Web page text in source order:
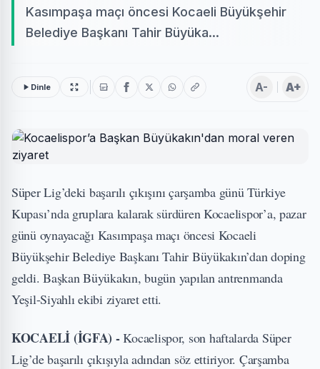
Kasımpaşa maçı öncesi Kocaeli Büyükşehir
Belediye Başkanı Tahir Büyüka...
Dinle A- A+
Süper Lig’deki başarılı çıkışını çarşamba günü Türkiye
Kupası’nda gruplara kalarak sürdüren Kocaelispor’a, pazar
günü oynayacağı Kasımpaşa maçı öncesi Kocaeli
Büyükşehir Belediye Başkanı Tahir Büyükakın’dan doping
geldi. Başkan Büyükakın, bugün yapılan antrenmanda
Yeşil-Siyahlı ekibi ziyaret etti.
KOCAELİ (İGFA) -Kocaelispor, son haftalarda Süper
Lig’de başarılı çıkışıyla adından söz ettiriyor. Çarşamba